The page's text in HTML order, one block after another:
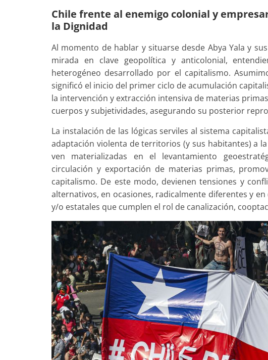
Chile frente al enemigo colonial y
la Dignidad
Al momento de hablar y situarse desde Abya Yala y
mirada en clave geopolítica y anticolonial,
heterogéneo desarrollado por el capitalismo.
significó el inicio del primer ciclo de acumulación
la intervención y extracción intensiva de materias
cuerpos y subjetividades, asegurando su posterior
La instalación de las lógicas serviles al sistema
adaptación violenta de territorios (y sus habitantes) a
ven materializadas en el levantamiento
circulación y exportación de materias primas,
capitalismo. De este modo, devienen tensiones y
alternativos, en ocasiones, radicalmente diferentes y
y/o estatales que cumplen el rol de canalización,